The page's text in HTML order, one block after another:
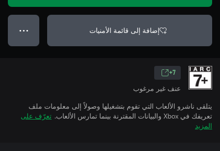
إضافة إلى قائمة الأمنيات ● ● ●
7+
عنف غير مرغوب
يتلقى ناشرو الألعاب التي تقوم بتشغيلها وصولاً إلى معلومات ملف
تعريفك في Xbox والبيانات المقترنة بينما تمارس الألعاب.
تعرّف على
المزيد